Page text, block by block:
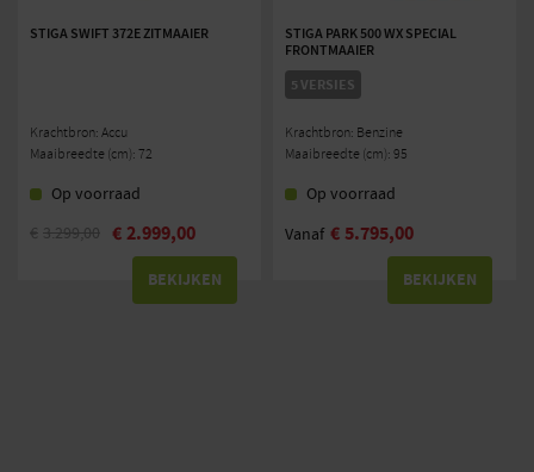
STIGA SWIFT 372E ZITMAAIER
Krachtbron: Accu
Maaibreedte (cm): 72
Op voorraad
€ 3.299,00
Oorspronkelijke
€2.999,00
Huidige
BEKIJKEN
STIGA PARK 500 WX SPECIAL
FRONTMAAIER
5 VERSIES
Krachtbron: Benzine
Maaibreedte (cm): 95
Op voorraad
Vanaf € 5.795,00
BEKIJKEN